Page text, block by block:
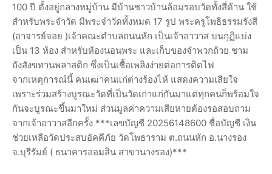
100 ปี ตั้งอยู่กลางหมู่บ้าน มีบ้านชาวบ้านล้อมรอบวัดทั้งสี่ด้าน ใช้
สำหรับพระจำวัด มีพระจำวัดทั้งหมด 17 รูป พระครูโพธิธรรมรังสี
(อาจารย์จอย )เจ้าคณะตำบลถนนหัก เป็นเจ้าอาวาส บนกุฏิแบ่ง
เป็น 13 ห้อง สำหรับห้องนอนพระ และเก็บของจำพวกถ้วย ชาม
ถังสังขทานพลาสติก ซึ่งเป็นเชื้อเพลิงง่ายต่อการติดไฟ
จากเหตุการณ์นี้ คนเฒ่าคนแก่ต่างร้องไห้ แสดงความเสียใจ
เพราะร่วมสร้างบูรณะวัดที่เป็นวัดเก่าแก่กันมาแต่ทุกคนก็พร้อมใจ
กันจะบูรณะขึ้นมาใหม่ ส่วนมูลค่าความเสียหายต้องรอสอบถาม
จากเจ้าอาวาสอีกครั้ง ***เลขบัญชี 20256148600 ชื่อบัญชี เงิน
ช่วยเหลือวัดประสบอัคคีภัย วัดโพธาราม ต.ถนนหัก อ.นางรอง
จ.บุรีรัมย์ ( ธนาคารออมสิน สาขานางรอง)***